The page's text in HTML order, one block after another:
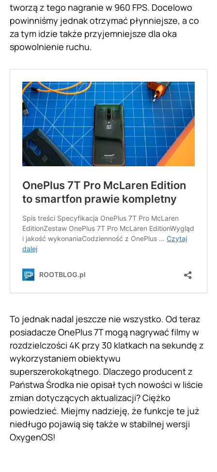
tworzą z tego nagranie w 960 FPS. Docelowo
powinniśmy jednak otrzymać płynniejsze, a co
za tym idzie także przyjemniejsze dla oka
spowolnienie ruchu.
To jednak nadal jeszcze nie wszystko. Od teraz
posiadacze OnePlus 7T mogą nagrywać filmy w
rozdzielczości 4K przy 30 klatkach na sekundę z
wykorzystaniem obiektywu
superszerokokątnego. Dlaczego producent z
Państwa Środka nie opisał tych nowości w liście
zmian dotyczących aktualizacji? Ciężko
powiedzieć. Miejmy nadzieję, że funkcje te już
niedługo pojawią się także w stabilnej wersji
OxygenOS!